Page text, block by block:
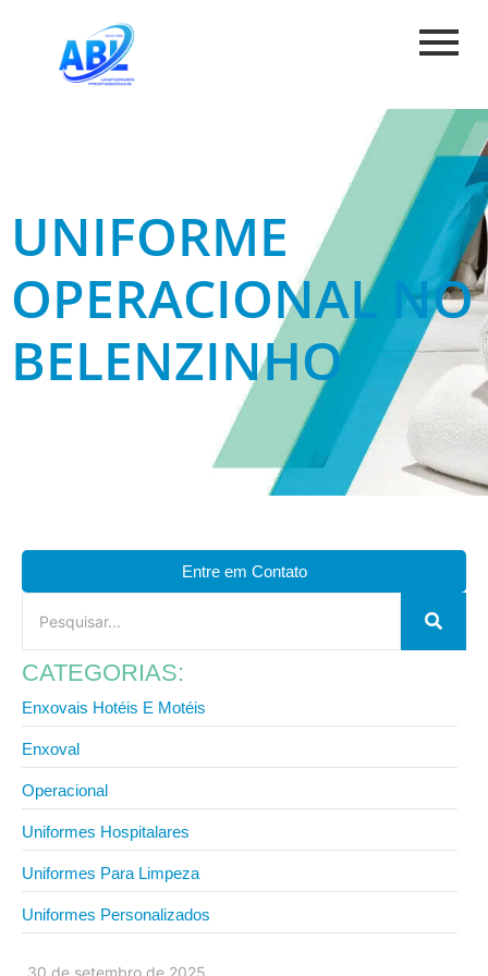
UNIFORME
OPERACIONAL NO
BELENZINHO
30 de setembro de 2025
Entre em Contato
CATEGORIAS:
Enxovais Hotéis E Motéis
Enxoval
Operacional
Uniformes Hospitalares
Uniformes Para Limpeza
Uniformes Personalizados